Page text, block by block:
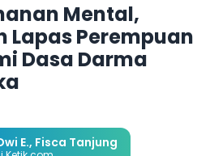
Mental,
Lapas Perempuan
Dasa Darma
E., Fisca Tanjung